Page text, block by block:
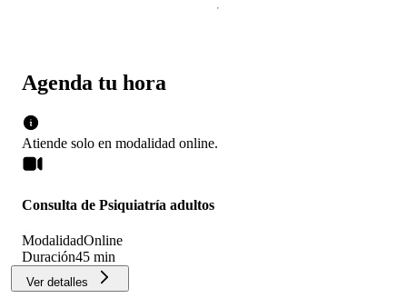
Agenda tu hora
Atiende solo en modalidad online.
Consulta de Psiquiatría adultos
ModalidadOnline
Duración45 min
Ver detalles